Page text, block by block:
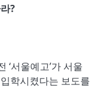
?
‘서울예고’가 서울
학시켰다는 보도를